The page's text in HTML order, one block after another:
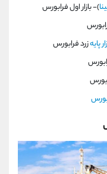
)- بازار اول فرابورس
پايهزرد فرابورس